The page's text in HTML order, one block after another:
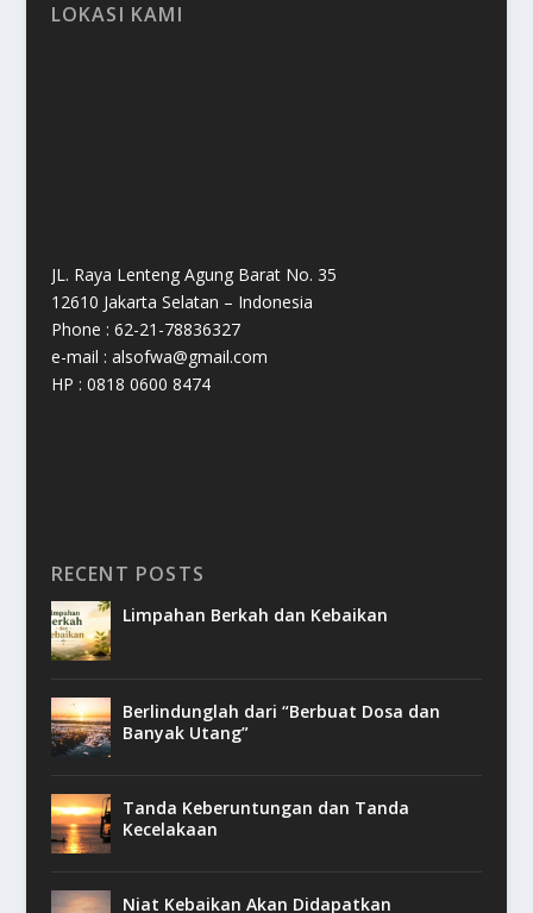
LOKASI KAMI
JL. Raya Lenteng Agung Barat No. 35
12610 Jakarta Selatan – Indonesia
Phone : 62-21-78836327
e-mail : alsofwa@gmail.com
HP : 0818 0600 8474
RECENT POSTS
Limpahan Berkah dan Kebaikan
Berlindunglah dari “Berbuat Dosa dan
Banyak Utang”
Tanda Keberuntungan dan Tanda
Kecelakaan
Niat Kebaikan Akan Didapatkan